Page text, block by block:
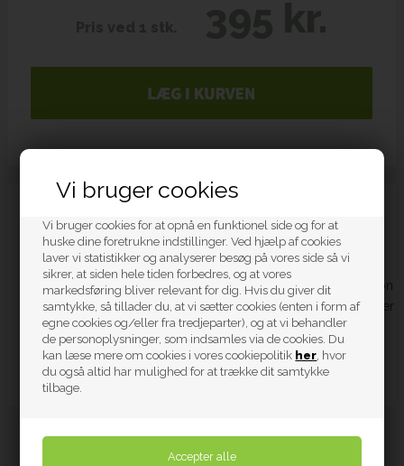
Vi bruger cookies
Vi bruger cookies for at opnå en funktionel side og for at
huske dine foretrukne indstillinger. Ved hjælp af cookies
laver vi statistikker og analyserer besøg på vores side så vi
sikrer, at siden hele tiden forbedres, og at vores
markedsføring bliver relevant for dig. Hvis du giver dit
samtykke, så tillader du, at vi sætter cookies (enten i form af
egne cookies og/eller fra tredjeparter), og at vi behandler
de personoplysninger, som indsamles via de cookies. Du
kan læse mere om cookies i vores cookiepolitik her , hvor
du også altid har mulighed for at trække dit samtykke
tilbage.
Beskrivelse
PUKY HELMET Ser en let og sikker børnehjelm med nem
drejejustering og polstret pasformring. In-mould konstruktion
og kun ca. 260 g giver høj komfort, mens 17 ventilationshuller
og insektnet holder hovedet køligt.
Ekstra sikkerhed: aftageligt baglygte (3 lysfunktioner) + 360°
reflekser.